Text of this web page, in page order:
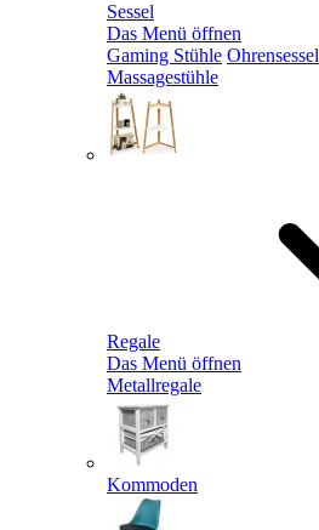
Sessel
Das Menü öffnen
Gaming Stühle Ohrensessel
Massagestühle
Regale
Das Menü öffnen
Metallregale
Kommoden